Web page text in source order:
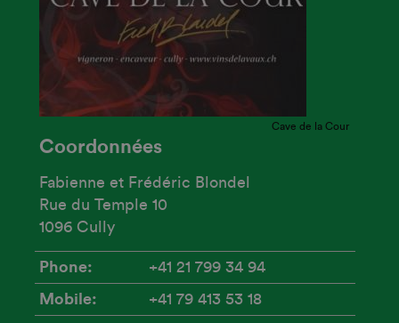
Cave de la Cour
Coordonnées
Fabienne et Frédéric Blondel
Rue du Temple 10
1096 Cully
Phone +41 21 799 34 94
Mobile +41 79 413 53 18